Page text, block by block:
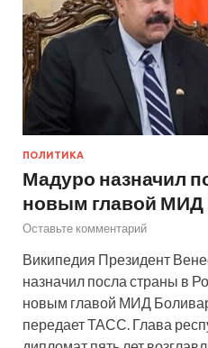
ПОЛИТИКА
Мадуро назначил
новым главой МИД
Оставьте комментарий
Википедия Президент
назначил посла страны в
новым главой МИД
передает ТАСС. Глава